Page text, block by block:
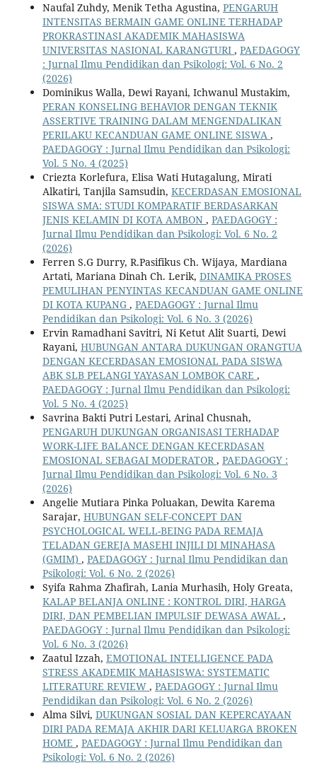
Naufal Zuhdy, Menik Tetha Agustina, PENGARUH
INTENSITAS BERMAIN GAME ONLINE TERHADAP
PROKRASTINASI AKADEMIK MAHASISWA
UNIVERSITAS NASIONAL KARANGTURI , PAEDAGOGY
: Jurnal Ilmu Pendidikan dan Psikologi: Vol. 6 No. 2
(2026)
Dominikus Walla, Dewi Rayani, Ichwanul Mustakim,
PERAN KONSELING BEHAVIOR DENGAN TEKNIK
ASSERTIVE TRAINING DALAM MENGENDALIKAN
PERILAKU KECANDUAN GAME ONLINE SISWA ,
PAEDAGOGY : Jurnal Ilmu Pendidikan dan Psikologi:
Vol. 5 No. 4 (2025)
Criezta Korlefura, Elisa Wati Hutagalung, Mirati
Alkatiri, Tanjila Samsudin, KECERDASAN EMOSIONAL
SISWA SMA: STUDI KOMPARATIF BERDASARKAN
JENIS KELAMIN DI KOTA AMBON , PAEDAGOGY :
Jurnal Ilmu Pendidikan dan Psikologi: Vol. 6 No. 2
(2026)
Ferren S.G Durry, R.Pasifikus Ch. Wijaya, Mardiana
Artati, Mariana Dinah Ch. Lerik, DINAMIKA PROSES
PEMULIHAN PENYINTAS KECANDUAN GAME ONLINE
DI KOTA KUPANG , PAEDAGOGY : Jurnal Ilmu
Pendidikan dan Psikologi: Vol. 6 No. 3 (2026)
Ervin Ramadhani Savitri, Ni Ketut Alit Suarti, Dewi
Rayani, HUBUNGAN ANTARA DUKUNGAN ORANGTUA
DENGAN KECERDASAN EMOSIONAL PADA SISWA
ABK SLB PELANGI YAYASAN LOMBOK CARE ,
PAEDAGOGY : Jurnal Ilmu Pendidikan dan Psikologi:
Vol. 5 No. 4 (2025)
Savrina Bakti Putri Lestari, Arinal Chusnah,
PENGARUH DUKUNGAN ORGANISASI TERHADAP
WORK-LIFE BALANCE DENGAN KECERDASAN
EMOSIONAL SEBAGAI MODERATOR, PAEDAGOGY :
Jurnal Ilmu Pendidikan dan Psikologi: Vol. 6 No. 3
(2026)
Angelie Mutiara Pinka Poluakan, Dewita Karema
Sarajar, HUBUNGAN SELF-CONCEPT DAN
PSYCHOLOGICAL WELL-BEING PADA REMAJA
TELADAN GEREJA MASEHI INJILI DI MINAHASA
(GMIM) , PAEDAGOGY : Jurnal Ilmu Pendidikan dan
Psikologi: Vol. 6 No. 2 (2026)
Syifa Rahma Zhafirah, Lania Murhasih, Holy Greata,
KALAP BELANJA ONLINE : KONTROL DIRI, HARGA
DIRI, DAN PEMBELIAN IMPULSIF DEWASA AWAL ,
PAEDAGOGY : Jurnal Ilmu Pendidikan dan Psikologi:
Vol. 6 No. 3 (2026)
Zaatul Izzah, EMOTIONAL INTELLIGENCE PADA
STRESS AKADEMIK MAHASISWA: SYSTEMATIC
LITERATURE REVIEW , PAEDAGOGY : Jurnal Ilmu
Pendidikan dan Psikologi: Vol. 6 No. 2 (2026)
Alma Silvi, DUKUNGAN SOSIAL DAN KEPERCAYAAN
DIRI PADA REMAJA AKHIR DARI KELUARGA BROKEN
HOME , PAEDAGOGY : Jurnal Ilmu Pendidikan dan
Psikologi: Vol. 6 No. 2 (2026)